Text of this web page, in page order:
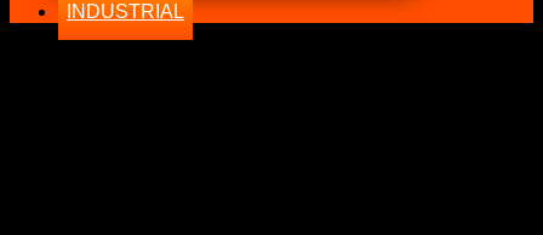
INDUSTRIAL